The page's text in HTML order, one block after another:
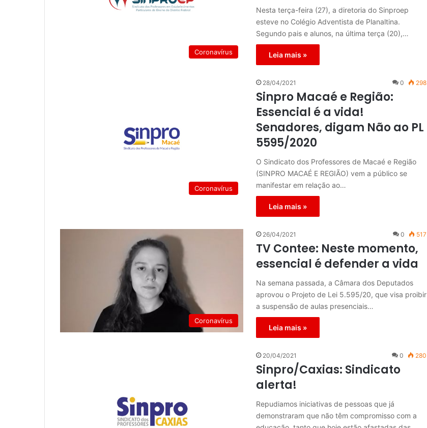
Coronavírus
Nesta terça-feira (27), a diretoria do Sinproep
esteve no Colégio Adventista de Planaltina.
Segundo pais e alunos, na última terça (20),…
Leia mais »
Coronavírus
28/04/2021 0 298
Sinpro Macaé e Região:
Essencial é a vida!
Senadores, digam Não ao PL
5595/2020
O Sindicato dos Professores de Macaé e Região
(SINPRO MACAÉ E REGIÃO) vem a público se
manifestar em relação ao…
Leia mais »
Coronavírus
26/04/2021 0 517
TV Contee: Neste momento,
essencial é defender a vida
Na semana passada, a Câmara dos Deputados
aprovou o Projeto de Lei 5.595/20, que visa proibir
a suspensão de aulas presenciais…
Leia mais »
20/04/2021 0 280
Sinpro/Caxias: Sindicato
alerta!
Repudiamos iniciativas de pessoas que já
demonstraram que não têm compromisso com a